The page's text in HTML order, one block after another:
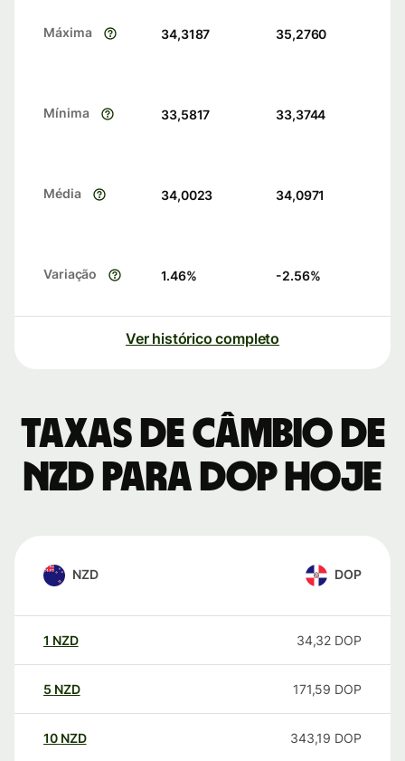
Máxima 34,3187 35,2760
Mínima 33,5817 33,3744
Média 34,0023 34,0971
Variação 1.46% -2.56%
Ver histórico completo
Taxas de câmbio de
NZD para DOP hoje
NZD DOP
1 NZD 34,32 DOP
5 NZD 171,59 DOP
10 NZD 343,19 DOP